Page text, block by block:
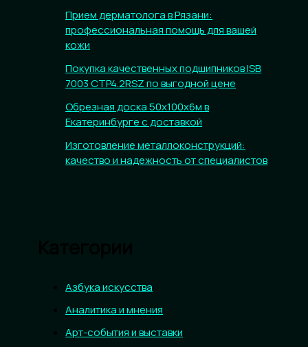
Прием дерматолога в Рязани:
профессиональная помощь для вашей
кожи
Покупка качественных подшипников ISB
7003 CTP4.2RSZ по выгодной цене
Обрезная доска 50х100х6м в
Екатеринбурге с доставкой
Изготовление металлоконструкций:
качество и надежность от специалистов
Азбука искусства
Аналитика и мнения
Арт-события и выставки